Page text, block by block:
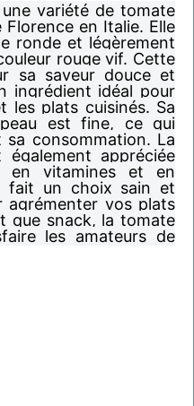
variété de tomate
en Italie. Elle
ronde et légèrement
rouge vif. Cette
sa saveur douce et
ingrédient idéal pour
les plats cuisinés. Sa
est fine, ce qui
consommation. La
appréciée
en vitamines et en
fait un choix sain et
agrémenter vos plats
que snack, la tomate
les amateurs de